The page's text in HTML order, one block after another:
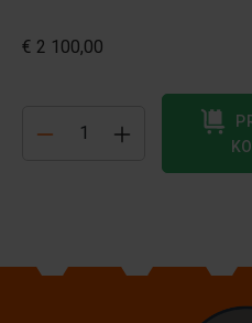
€ 2 100,00